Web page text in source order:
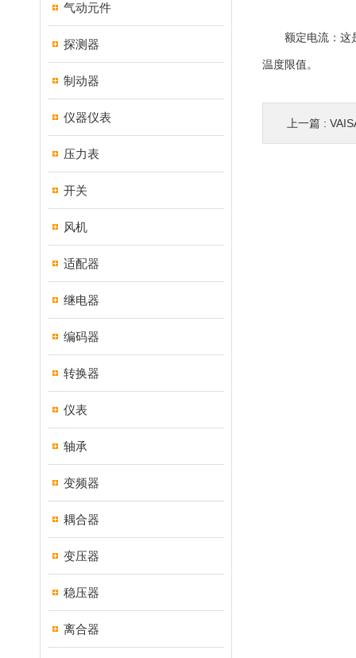
气动元件
探测器
制动器
仪器仪表
压力表
开关
风机
适配器
继电器
编码器
转换器
仪表
轴承
变频器
耦合器
变压器
稳压器
离合器
额定电流：这是
温度限值。
上一篇 :